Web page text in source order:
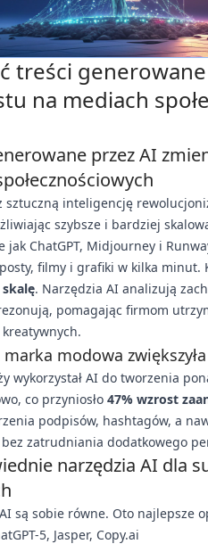
treści
na mediach
przez AI
sztuczną inteligencję
szybsze i bardziej
ChatGPT, Midjourney i
filmy i grafiki w kilka minut.
. Narzędzia AI analizują
pomagając firmom
marka modowa
wykorzystał AI do tworzenia
co przyniosło 47% wzrost
podpisów, hashtagów, a
zatrudniania dodatkowego
narzędzia AI dla
są sobie równe. Oto najlepsze
5, Jasper, Copy.ai